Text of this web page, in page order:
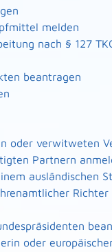
melden
nach § 127
beantragen
oder verwitweten
Partnern
ausländischen
oder